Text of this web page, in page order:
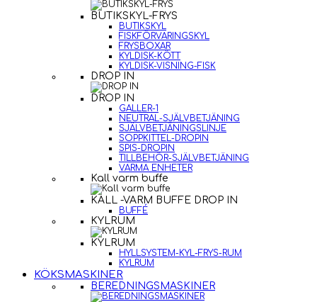
BUTIKSKYL-FRYS
BUTIKSKYL
FISKFÖRVARINGSKYL
FRYSBOXAR
KYLDISK-KÖTT
KYLDISK-VISNING-FISK
DROP IN
DROP IN
GALLER-1
NEUTRAL-SJÄLVBETJÄNING
SJÄLVBETJÄNINGSLINJE
SOPPKITTEL-DROPIN
SPIS-DROPIN
TILLBEHÖR-SJÄLVBETJÄNING
VARMA ENHETER
Kall varm buffe
KALL -VARM BUFFE DROP IN
BUFFÉ
KYLRUM
KYLRUM
HYLLSYSTEM-KYL-FRYS-RUM
KYLRUM
KÖKSMASKINER
BEREDNINGSMASKINER